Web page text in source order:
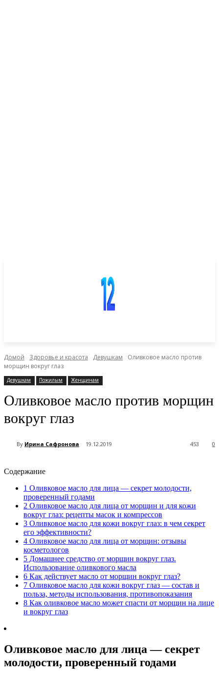
Домой Здоровье и красота Девушкам
Оливковое масло против
морщин вокруг глаз
Девушкам Пожилым Женщинам
Оливковое масло против морщин
вокруг глаз
By Ирина Сафронова 19.12.2019 0
453
Содержание
1 Оливковое масло для лица — секрет молодости,
проверенный годами
2 Оливковое масло для лица от морщин и для кожи
вокруг глаз: рецепты масок и компрессов
3 Оливковое масло для кожи вокруг глаз: в чем секрет
его эффективности?
4 Оливковое масло для лица от морщин: отзывы
косметологов
5 Домашнее средство от морщин вокруг глаз.
Использование оливкового масла
6 Как действует масло от морщин вокруг глаз?
7 Оливковое масло для кожи вокруг глаз — состав и
польза, методы использования, противопоказания
8 Как оливковое масло может спасти от морщин на лице
и вокруг глаз
Оливковое масло для лица — секрет
молодости, проверенный годами